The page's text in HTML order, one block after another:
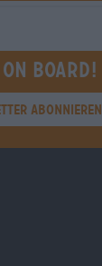
on board!
abonnieren